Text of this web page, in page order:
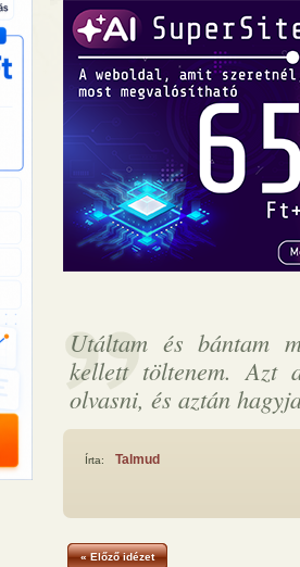
Utáltam és bántam
kellett töltenem. Azt
olvasni, és aztán
Írta: Talmud
« Előző idézet